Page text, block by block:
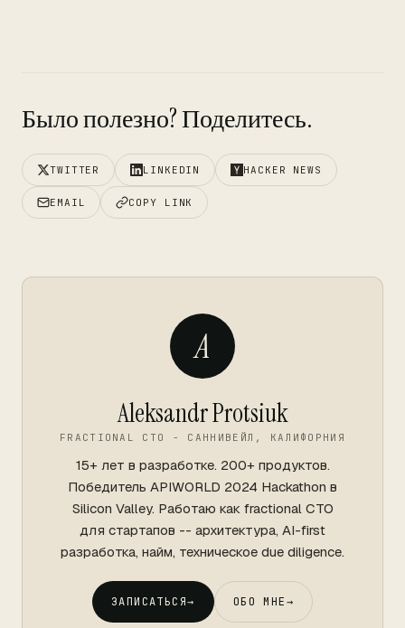
Было полезно? Поделитесь.
TWITTER LINKEDIN HACKER NEWS
EMAIL COPY LINK
A
Aleksandr Protsiuk
FRACTIONAL CTO - САННИВЕЙЛ, КАЛИФОРНИЯ
15+ лет в разработке. 200+ продуктов.
Победитель APIWORLD 2024 Hackathon в
Silicon Valley. Работаю как fractional CTO
для стартапов -- архитектура, AI-first
разработка, найм, техническое due diligence.
ЗАПИСАТЬСЯ→ ОБО МНЕ→